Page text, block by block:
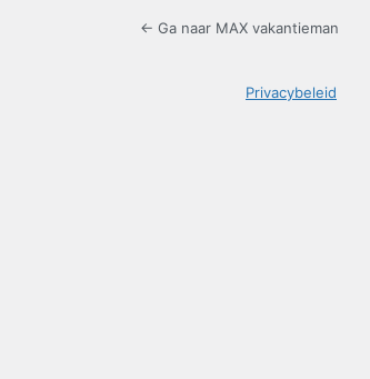
← Ga naar MAX vakantieman
Privacybeleid